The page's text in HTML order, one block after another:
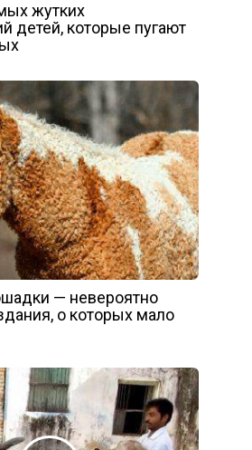
жутких
детей, которые пугают
— невероятно
о которых мало